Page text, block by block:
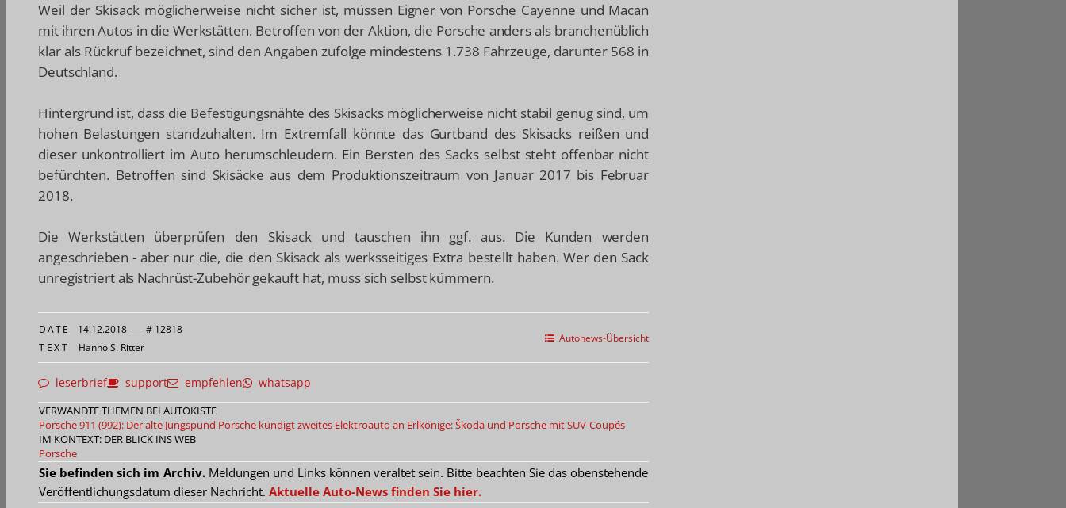
Weil der Skisack möglicherweise nicht sicher ist, müssen Eigner von Porsche Cayenne und Macan
mit ihren Autos in die Werkstätten. Betroffen von der Aktion, die Porsche anders als branchenüblich
klar als Rückruf bezeichnet, sind den Angaben zufolge mindestens 1.738 Fahrzeuge, darunter 568 in
Deutschland.
Hintergrund ist, dass die Befestigungsnähte des Skisacks möglicherweise nicht stabil genug sind, um
hohen Belastungen standzuhalten. Im Extremfall könnte das Gurtband des Skisacks reißen und
dieser unkontrolliert im Auto herumschleudern. Ein Bersten des Sacks selbst steht offenbar nicht
befürchten. Betroffen sind Skisäcke aus dem Produktionszeitraum von Januar 2017 bis Februar
2018.
Die Werkstätten überprüfen den Skisack und tauschen ihn ggf. aus. Die Kunden werden
angeschrieben - aber nur die, die den Skisack als werksseitiges Extra bestellt haben. Wer den Sack
unregistriert als Nachrüst-Zubehör gekauft hat, muss sich selbst kümmern.
Autonews-Übersicht
DATE 14.12.2018 — # 12818
TEXT Hanno S. Ritter
leserbrief support empfehlen whatsapp
VERWANDTE THEMEN BEI AUTOKISTE
Porsche 911 (992): Der alte Jungspund Porsche kündigt zweites Elektroauto an Erlkönige: Škoda und Porsche mit SUV-Coupés
IM KONTEXT: DER BLICK INS WEB
Porsche
Sie befinden sich im Archiv.Meldungen und Links können veraltet sein. Bitte beachten Sie das obenstehende
Veröffentlichungsdatum dieser Nachricht. Aktuelle Auto-News finden Sie hier.